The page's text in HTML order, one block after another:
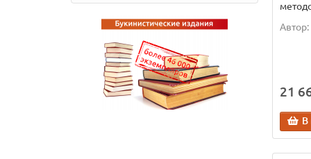
Автор:
21
В